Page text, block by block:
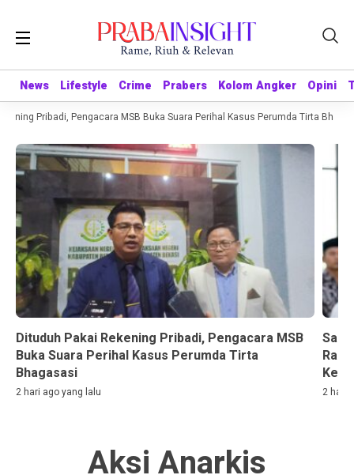
News Lifestyle Crime Prabers Kolom Angker Opini
News Lifestyle Crime Prabers Kolom Angker Opini
Pribadi, Pengacara MSB Buka Suara Perihal Kasus Perumda Tirta
Dituduh Pakai Rekening Pribadi, Pengacara MSB
Buka Suara Perihal Kasus Perumda Tirta
Bhagasasi
2 hari ago yang lalu 2 hari
Aksi Anarkis